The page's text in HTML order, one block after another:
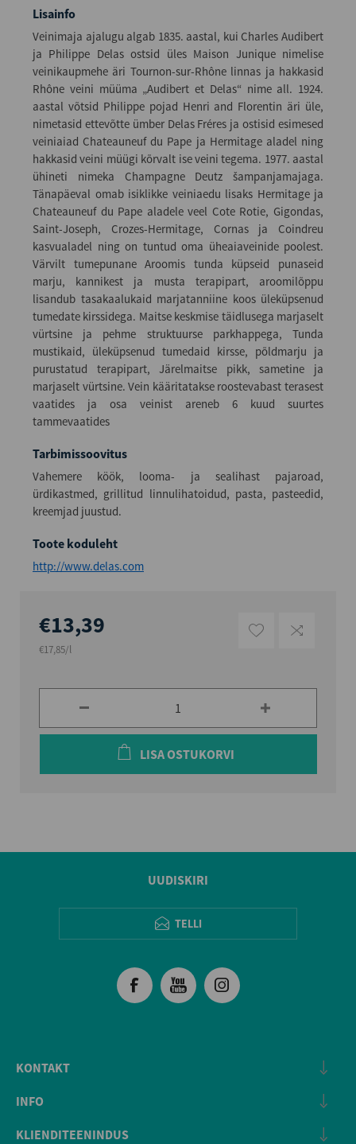
Lisainfo
Veinimaja ajalugu algab 1835. aastal, kui Charles Audibert
ja Philippe Delas ostsid üles Maison Junique nimelise
veinikaupmehe äri Tournon-sur-Rhône linnas ja hakkasid
Rhône veini müüma „Audibert et Delas“ nime all. 1924.
aastal võtsid Philippe pojad Henri and Florentin äri üle,
nimetasid ettevõtte ümber Delas Fréres ja ostisid esimesed
veiniaiad Chateauneuf du Pape ja Hermitage aladel ning
hakkasid veini müügi kõrvalt ise veini tegema. 1977. aastal
ühineti nimeka Champagne Deutz šampanjamajaga.
Tänapäeval omab isiklikke veiniaedu lisaks Hermitage ja
Chateauneuf du Pape aladele veel Cote Rotie, Gigondas,
Saint-Joseph, Crozes-Hermitage, Cornas ja Coindreu
kasvualadel ning on tuntud oma üheaiaveinide poolest.
Värvilt tumepunane Aroomis tunda küpseid punaseid
marju, kannikest ja musta terapipart, aroomilõppu
lisandub tasakaalukaid marjatanniine koos üleküpsenud
tumedate kirssidega. Maitse keskmise täidlusega marjaselt
vürtsine ja pehme struktuurse parkhappega, Tunda
mustikaid, üleküpsenud tumedaid kirsse, põldmarju ja
purustatud terapipart, Järelmaitse pikk, sametine ja
marjaselt vürtsine. Vein kääritatakse roostevabast terasest
vaatides ja osa veinist areneb 6 kuud suurtes
tammevaatides
Tarbimissoovitus
Vahemere köök, looma- ja sealihast pajaroad,
ürdikastmed, grillitud linnulihatoidud, pasta, pasteedid,
kreemjad juustud.
Toote koduleht
http://www.delas.com
€13,39
€17,85/l
LISA OSTUKORVI
UUDISKIRI
TELLI
KONTAKT
INFO
KLIENDITEENINDUS